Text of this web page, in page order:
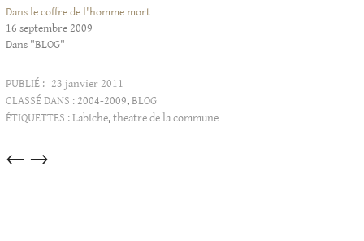
Dans le coffre de l'homme mort
16 septembre 2009
Dans "BLOG"
PUBLIÉ : 23 janvier 2011
CLASSÉ DANS : 2004-2009,BLOG
ÉTIQUETTES :Labiche,theatre de la commune
Articles
→
←